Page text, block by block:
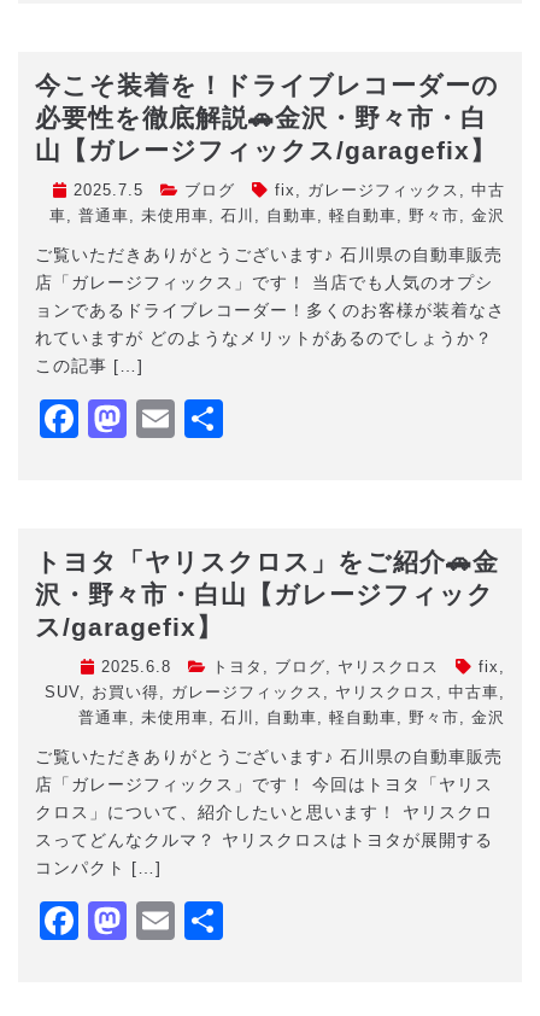
今こそ装着を！ドライブレコーダーの
必要性を徹底解説🚗金沢・野々市・白
山【ガレージフィックス/garagefix】
2025.7.5 ブログ fix , ガレージフィックス , 中古
車, 普通車, 未使用車, 石川 , 自動車, 軽自動車, 野々市, 金沢
ご覧いただきありがとうございます♪ 石川県の自動車販売
店「ガレージフィックス」です！ 当店でも人気のオプシ
ョンであるドライブレコーダー！多くのお客様が装着なさ
れていますが どのようなメリットがあるのでしょうか？
この記事 […]
Facebook
Mastodon
Email
トヨタ「ヤリスクロス」をご紹介🚗金
沢・野々市・白山【ガレージフィック
ス/garagefix】
2025.6.8 トヨタ , ブログ, ヤリスクロス fix ,
SUV, お買い得, ガレージフィックス , ヤリスクロス , 中古車,
普通車, 未使用車, 石川 , 自動車, 軽自動車, 野々市, 金沢
ご覧いただきありがとうございます♪ 石川県の自動車販売
店「ガレージフィックス」です！ 今回はトヨタ「ヤリス
クロス」について、紹介したいと思います！ ヤリスクロ
スってどんなクルマ？ ヤリスクロスはトヨタが展開する
コンパクト […]
Facebook
Mastodon
Email